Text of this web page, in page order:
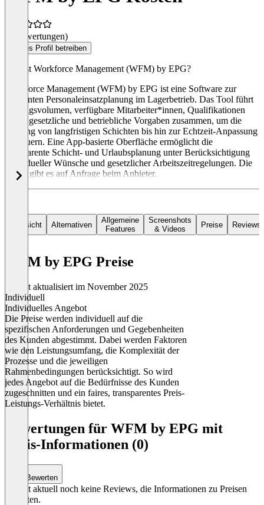
(0 Bewertungen)
Dieses Profil betreiben
Was ist Workforce Management (WFM) by EPG?
Workforce Management (WFM) by EPG ist eine Software zur
effizienten Personaleinsatzplanung im Lagerbetrieb. Das Tool führt
Auftragsvolumen, verfügbare Mitarbeiter*innen, Qualifikationen
sowie gesetzliche und betriebliche Vorgaben zusammen, um die
Planung von langfristigen Schichten bis hin zur Echtzeit-Anpassung
zu steuern. Eine App-basierte Oberfläche ermöglicht die
transparente Schicht- und Urlaubsplanung unter Berücksichtigung
individueller Wünsche und gesetzlicher Arbeitszeitregelungen. Die
Preise gibt es auf Anfrage beim Anbieter.
Übersicht Alternativen
Allgemeine
Features
Screenshots
& Videos
Preise Reviews
WFM by EPG Preise
Zuletzt aktualisiert im November 2025
Individuell
Individuelles Angebot
Die Preise werden individuell auf die
spezifischen Anforderungen und Gegebenheiten
des Kunden abgestimmt. Dabei werden Faktoren
wie den Leistungsumfang, die Komplexität der
Prozesse und die jeweiligen
Rahmenbedingungen berücksichtigt. So wird
jedes Angebot auf die Bedürfnisse des Kunden
zugeschnitten und ein faires, transparentes Preis-
Leistungs-Verhältnis bietet.
Bewertungen für WFM by EPG mit
Preis-Informationen (0)
Bewerten
Es gibt aktuell noch keine Reviews, die Informationen zu Preisen
enthalten.